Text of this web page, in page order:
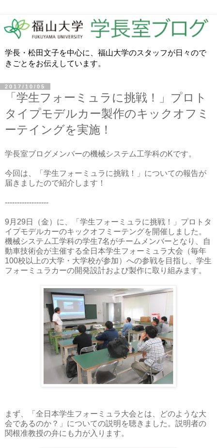
学長・松田文子を中心に、福山大学のスタッフが日々ので
きごとをお伝えしています。
2017/10/05
「学生フォーミュラに挑戦！」プロト
タイプモデルカー製作のキックオフミ
ーテイングを実施！
学長室ブログメンバーの機械システム工学科のKです。
今回は、「学生フォーミュラに挑戦！」についての報告が
届きましたので紹介します！
------------------
9月29日（金）に、「学生フォーミュラに挑戦！」プロトタ
イプモデルカーのキックオフミーテングを開催しました。
機械システム工学科の学生7名がチームメンバーとなり、自
動車技術会が主催する全日本学生フォーミュラ大会（毎年
100校以上の大学・大学校が参加）への参戦を目指し、学生
フォーミュラカーの開発設計および製作に取り組みます。
まず、「全日本学生フォーミュラ大会とは、どのような大
会であるのか？」についての説明を聴きました。説明者の
関根准教授の弁にも力が入ります。